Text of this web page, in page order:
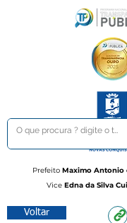
Prefeito Maximo Antonio
Vice Edna da Silva
Voltar